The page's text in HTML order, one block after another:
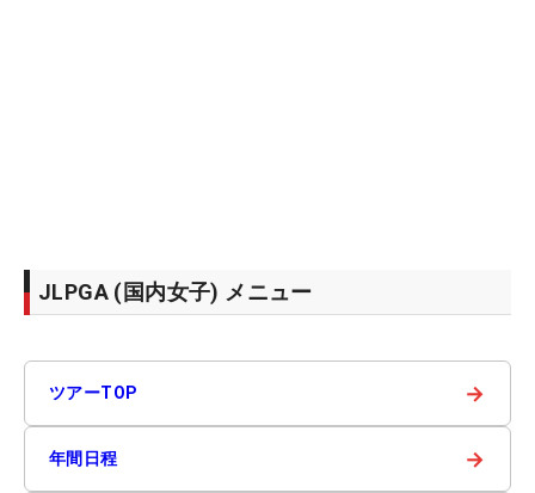
JLPGA (国内女子) メニュー
ツアーTOP →
年間日程 →